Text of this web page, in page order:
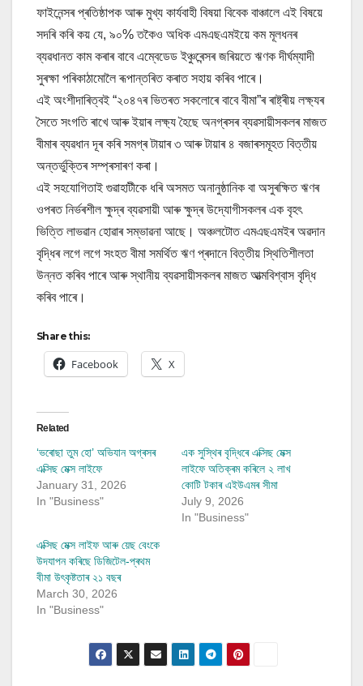
ফাইনেন্সৰ প্ৰতিষ্ঠাপক আৰু মুখ্য কাৰ্যবাহী বিষয়া বিবেক বাঞ্চালে এই বিষয়ে
সদৰি কৰি কয় যে, ৯০% তকৈও অধিক এমএছএমইয়ে কম মূলধনৰ
ব্যৱধানত কাম কৰাৰ বাবে এম্বেডেড ইঞ্চুৰেন্সৰ জৰিয়তে ঋণক দীৰ্ঘম্যাদী
সুৰক্ষা পৰিকাঠামোলৈ ৰূপান্তৰিত কৰাত সহায় কৰিব পাৰে।
এই অংশীদাৰিত্বই “২০৪৭ৰ ভিতৰত সকলোৰে বাবে বীমা”ৰ ৰাষ্ট্ৰীয় লক্ষ্যৰ
সৈতে সংগতি ৰাখে আৰু ইয়াৰ লক্ষ্য হৈছে অনগ্ৰসৰ ব্যৱসায়ীসকলৰ মাজত
বীমাৰ ব্যৱধান দূৰ কৰি সমগ্ৰ টায়াৰ ৩ আৰু টায়াৰ ৪ বজাৰসমূহত বিত্তীয়
অন্তৰ্ভুক্তিৰ সম্প্ৰসাৰণ কৰা।
এই সহযোগিতাই গুৱাহাটীকে ধৰি অসমত অনানুষ্ঠানিক বা অসুৰক্ষিত ঋণৰ
ওপৰত নিৰ্ভৰশীল ক্ষুদ্ৰ ব্যৱসায়ী আৰু ক্ষুদ্ৰ উদ্যোগীসকলৰ এক বৃহৎ
ভিত্তি লাভৱান হোৱাৰ সম্ভাৱনা আছে। অঞ্চলটোত এমএছএমইৰ অৱদান
বৃদ্ধিৰ লগে লগে সংহত বীমা সমৰ্থিত ঋণ প্ৰদানে বিত্তীয় স্থিতিশীলতা
উন্নত কৰিব পাৰে আৰু স্থানীয় ব্যৱসায়ীসকলৰ মাজত আত্মবিশ্বাস বৃদ্ধি
কৰিব পাৰে।
Share this:
Facebook X
Related
‘ভৰোছা তুম হো’ অভিযান অগ্ৰসৰ
এক্সিছ মেক্স লাইফে
January 31, 2026
In "Business"
এক সুস্থিৰ বৃদ্ধিৰে এক্সিছ মেক্স
লাইফে অতিক্ৰম কৰিলে ২ লাখ
কোটি টকাৰ এইউএমৰ সীমা
July 9, 2026
In "Business"
এক্সিছ মেক্স লাইফ আৰু য়েছ বেংকে
উদযাপন কৰিছে ডিজিটেল-প্ৰথম
বীমা উৎকৃষ্টতাৰ ২১ বছৰ
March 30, 2026
In "Business"